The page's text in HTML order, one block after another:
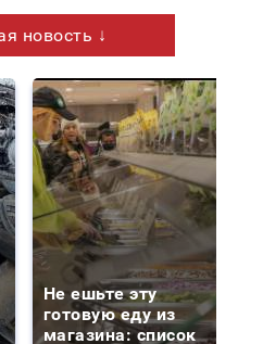
новость ↓
Не ешьте эту
готовую еду из
магазина: список